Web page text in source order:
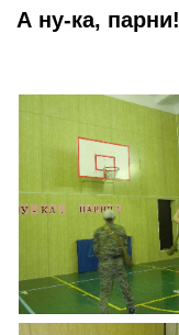
А ну-ка, парни!